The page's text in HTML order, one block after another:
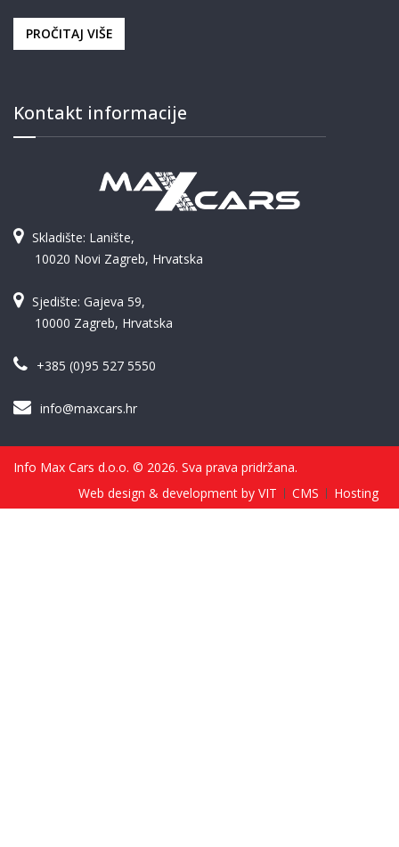
PROČITAJ VIŠE
Kontakt informacije
Skladište: Lanište,
10020 Novi Zagreb, Hrvatska
Sjedište: Gajeva 59,
10000 Zagreb, Hrvatska
+385 (0)95 527 5550
info@maxcars.hr
Info Max Cars d.o.o. © 2026. Sva prava pridržana.
Web design & development by VIT
CMS Hosting